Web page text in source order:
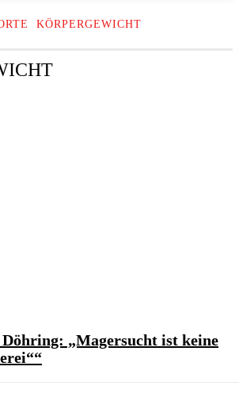
KÖRPERGEWICHT
„Magersucht ist keine